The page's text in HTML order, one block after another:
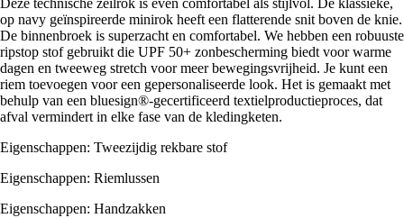
op navy geïnspireerde minirok heeft een flatterende snit boven de knie.
De binnenbroek is superzacht en comfortabel. We hebben een robuuste
ripstop stof gebruikt die UPF 50+ zonbescherming biedt voor warme
dagen en tweeweg stretch voor meer bewegingsvrijheid. Je kunt een
riem toevoegen voor een gepersonaliseerde look. Het is gemaakt met
behulp van een bluesign®-gecertificeerd textielproductieproces, dat
afval vermindert in elke fase van de kledingketen.
Eigenschappen: Tweezijdig rekbare stof
Eigenschappen: Riemlussen
Eigenschappen: Handzakken